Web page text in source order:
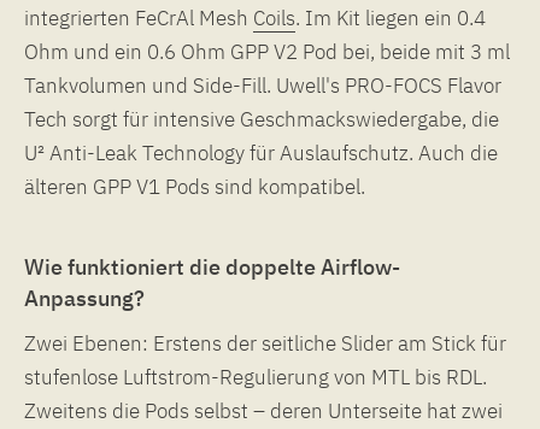
integrierten FeCrAl Mesh Coils. Im Kit liegen ein 0.4
Ohm und ein 0.6 Ohm GPP V2 Pod bei, beide mit 3 ml
Tankvolumen und Side-Fill. Uwell's PRO-FOCS Flavor
Tech sorgt für intensive Geschmackswiedergabe, die
U² Anti-Leak Technology für Auslaufschutz. Auch die
älteren GPP V1 Pods sind kompatibel.
Wie funktioniert die doppelte Airflow-
Anpassung?
Zwei Ebenen: Erstens der seitliche Slider am Stick für
stufenlose Luftstrom-Regulierung von MTL bis RDL.
Zweitens die Pods selbst – deren Unterseite hat zwei